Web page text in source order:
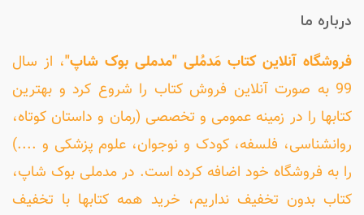
درباره ما
فروشگاه آنلاین کتاب مَدمُلی "مدملی بوک شاپ"، از سال
99 به صورت آنلاین فروش کتاب را شروع کرد و بهترین
کتابها را در زمینه عمومی و تخصصی (رمان و داستان کوتاه،
روانشناسی، فلسفه، کودک و نوجوان، علوم پزشکی و ....)
را به فروشگاه خود اضافه کرده است. در مدملی بوک شاپ،
کتاب بدون تخفیف نداریم، خرید همه کتابها با تخفیف